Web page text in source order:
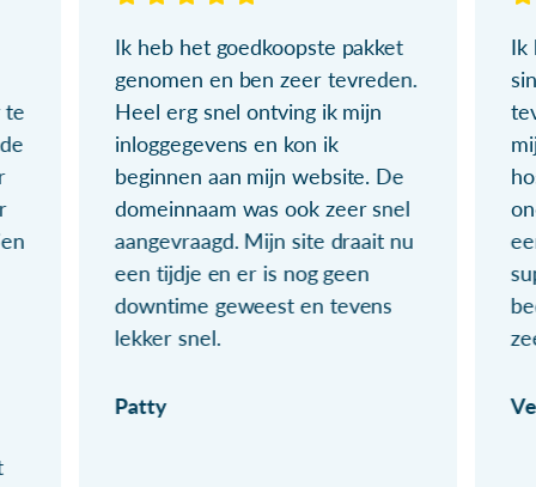
te
Ik heb het goedkoopste pakket
genomen en ben zeer tevreden.
Heel erg snel ontving ik mijn
inloggegevens en kon ik
beginnen aan mijn website. De
domeinnaam was ook zeer snel
aangevraagd. Mijn site draait nu
een tijdje en er is nog geen
downtime geweest en tevens
lekker snel.
Patty
Ik